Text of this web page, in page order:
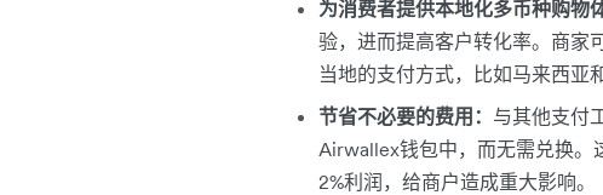
为消费者提供本地化多币种购物
验，进而提高客户转化率。商家
当地的支付方式，比如马来西亚
节省不必要的费用： 与其他支付
Airwallex钱包中，而无需兑换。
2%利润，给商户造成重大影响。